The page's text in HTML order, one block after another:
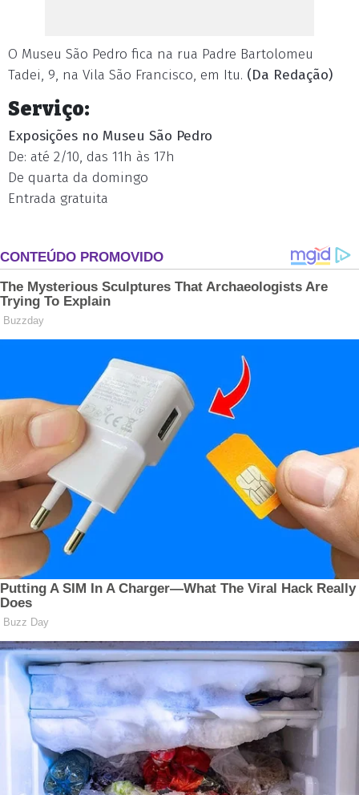
O Museu São Pedro fica na rua Padre Bartolomeu
Tadei, 9, na Vila São Francisco, em Itu. (Da Redação)
Serviço:
Exposições no Museu São Pedro
De: até 2/10, das 11h às 17h
De quarta da domingo
Entrada gratuita